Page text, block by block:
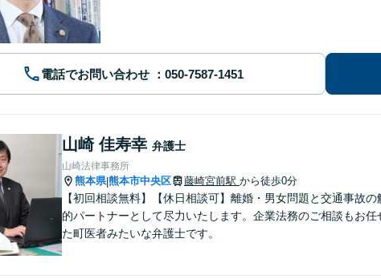
電話でお問い合わせ
山崎 佳寿幸 弁護士
山崎法律事務所
熊本県|熊本市中央区 藤崎宮前駅 から徒歩0分
【初回相談無料】【休日相談可】離婚・男女問題と交通事故
的パートナーとして尽力いたします。企業法務のご相談もお
た町医者みたいな弁護士です。